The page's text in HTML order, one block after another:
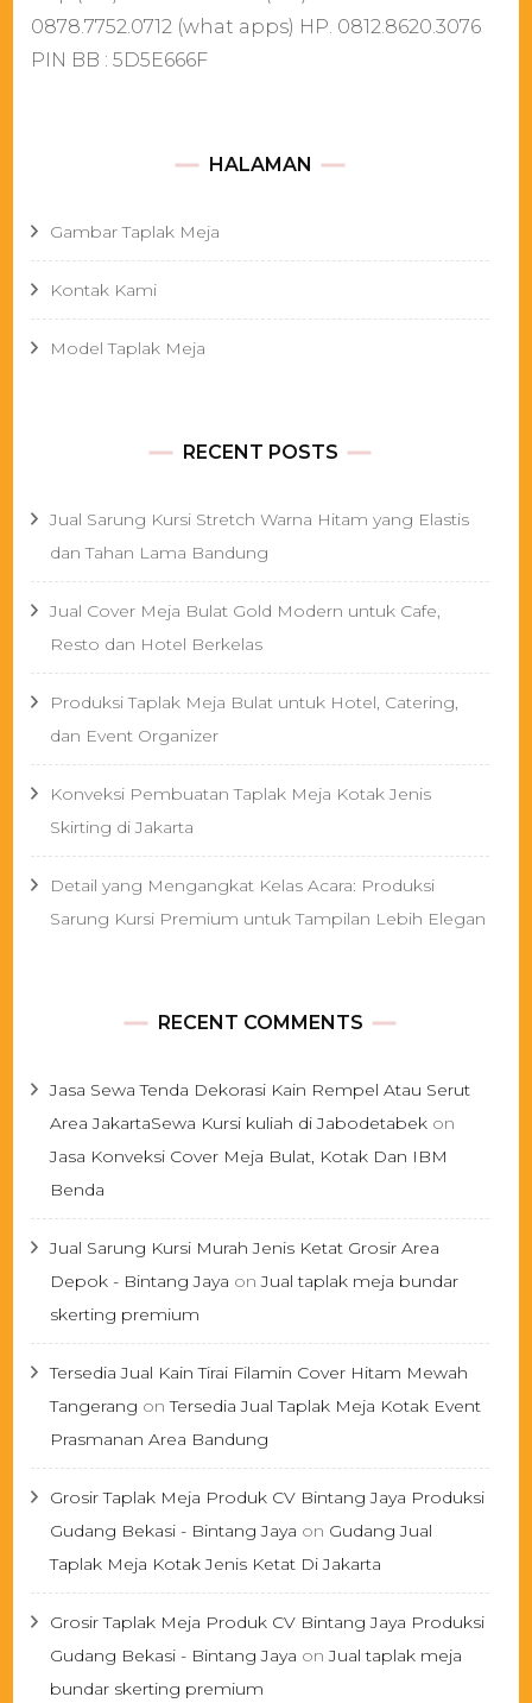
0878.7752.0712 (what apps) HP. 0812.8620.3076
PIN BB : 5D5E666F
HALAMAN
Gambar Taplak Meja
Kontak Kami
Model Taplak Meja
RECENT POSTS
Jual Sarung Kursi Stretch Warna Hitam yang Elastis
dan Tahan Lama Bandung
Jual Cover Meja Bulat Gold Modern untuk Cafe,
Resto dan Hotel Berkelas
Produksi Taplak Meja Bulat untuk Hotel, Catering,
dan Event Organizer
Konveksi Pembuatan Taplak Meja Kotak Jenis
Skirting di Jakarta
Detail yang Mengangkat Kelas Acara: Produksi
Sarung Kursi Premium untuk Tampilan Lebih Elegan
RECENT COMMENTS
Jasa Sewa Tenda Dekorasi Kain Rempel Atau Serut
Area JakartaSewa Kursi kuliah di Jabodetabek on
Jasa Konveksi Cover Meja Bulat, Kotak Dan IBM
Benda
Jual Sarung Kursi Murah Jenis Ketat Grosir Area
Depok - Bintang Jaya onJual taplak meja bundar
skerting premium
Tersedia Jual Kain Tirai Filamin Cover Hitam Mewah
Tangerang onTersedia Jual Taplak Meja Kotak Event
Prasmanan Area Bandung
Grosir Taplak Meja Produk CV Bintang Jaya Produksi
Gudang Bekasi - Bintang Jaya on Gudang Jual
Taplak Meja Kotak Jenis Ketat Di Jakarta
Grosir Taplak Meja Produk CV Bintang Jaya Produksi
Gudang Bekasi - Bintang Jaya onJual taplak meja
bundar skerting premium